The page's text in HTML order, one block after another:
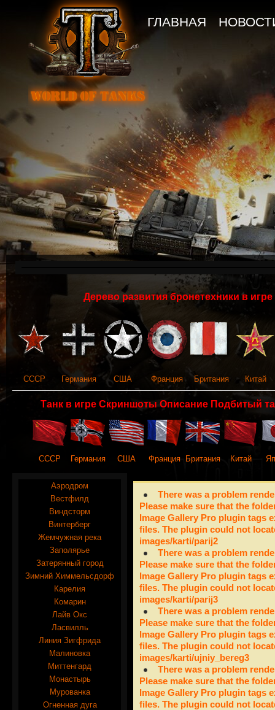
ГЛАВНАЯ
Дерево развития бронетехники в
СССР Германия США Франция Британия Китай
Танк в игре Скриншоты Описание Подбитый
СССР Германия США Франция Британия Китай
Аэродром
Вестфилд
Виндсторм
Винтерберг
Жемчужная река
Заполярье
Затерянный город
Зимний Химмельсдорф
Карелия
Комарин
Лайв Окс
Ласвилль
Линия Зигфрида
Малиновка
Миттенгард
Монастырь
Мурованка
Огненная дуга
There was a problem
Please make sure that the
Image Gallery Pro plugin tags
files. The plugin could not
images/karti/parij2
There was a problem
Please make sure that the
Image Gallery Pro plugin tags
files. The plugin could not
images/karti/parij3
There was a problem
Please make sure that the
Image Gallery Pro plugin tags
files. The plugin could not
images/karti/ujniy_bereg3
There was a problem
Please make sure that the
Image Gallery Pro plugin tags
files. The plugin could not